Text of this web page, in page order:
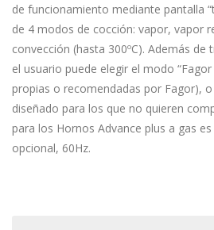
de funcionamiento mediante pantalla
de 4 modos de cocción: vapor, vapor
convección (hasta 300ºC). Además
el usuario puede elegir el modo
propias o recomendadas por Fagor), o
diseñado para los que no quieren
para los Hornos Advance plus a gas
opcional, 60Hz.